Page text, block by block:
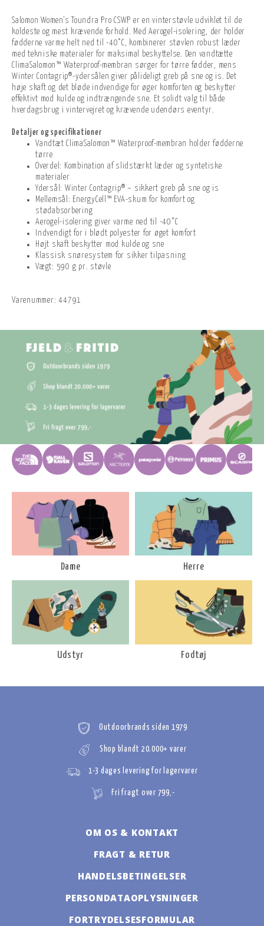
Salomon Women's Toundra Pro CSWP er en vinterstøvle udviklet til de
koldeste og mest krævende forhold. Med Aerogel-isolering, der holder
fødderne varme helt ned til -40°C, kombinerer støvlen robust læder
med tekniske materialer for maksimal beskyttelse. Den vandtætte
ClimaSalomon™ Waterproof-membran sørger for tørre fødder, mens
Winter Contagrip®-ydersålen giver pålideligt greb på sne og is. Det
høje skaft og det bløde indvendige for øger komforten og beskytter
effektivt mod kulde og indtrængende sne. Et solidt valg til både
hverdagsbrug i vintervejret og krævende udendørs eventyr.
Detaljer og specifikationer
Vandtæt ClimaSalomon™ Waterproof-membran holder fødderne
tørre
Overdel: Kombination af slidstærkt læder og syntetiske
materialer
Ydersål: Winter Contagrip® – sikkert greb på sne og is
Mellemsål: EnergyCell™ EVA-skum for komfort og
stødabsorbering
Aerogel-isolering giver varme ned til -40°C
Indvendigt for i blødt polyester for øget komfort
Højt skaft beskytter mod kulde og sne
Klassisk snøresystem for sikker tilpasning
Vægt: 590 g pr. støvle
Varenummer: 44791
Dame Herre
Udstyr Fodtøj
Outdoorbrands siden 1979
Shop blandt 20.000+ varer
1-3 dages levering for lagervarer
Fri fragt over 799,-
OM OS & KONTAKT
FRAGT & RETUR
HANDELSBETINGELSER
PERSONDATAOPLYSNINGER
FORTRYDELSESFORMULAR